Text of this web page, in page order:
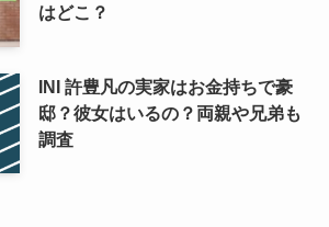
はどこ？
INI 許豊凡の実家はお金持ちで豪
邸？彼女はいるの？両親や兄弟も
調査